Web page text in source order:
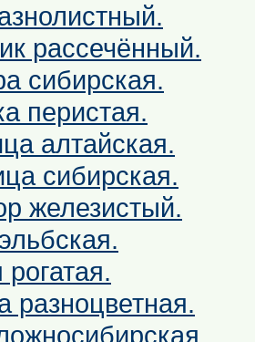
рассечённый.
сибирская.
перистая.
алтайская.
сибирская.
железистый.
разноцветная.